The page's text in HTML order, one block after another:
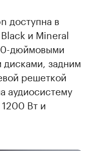
доступна в
и Mineral
дюймовыми
задним
решеткой
аудиосистему
Вт и